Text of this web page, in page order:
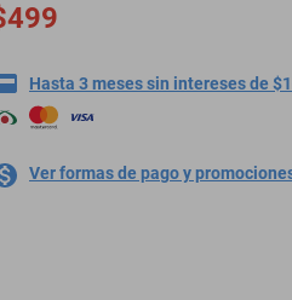
Hasta 3 meses sin intereses de
Ver formas de pago y